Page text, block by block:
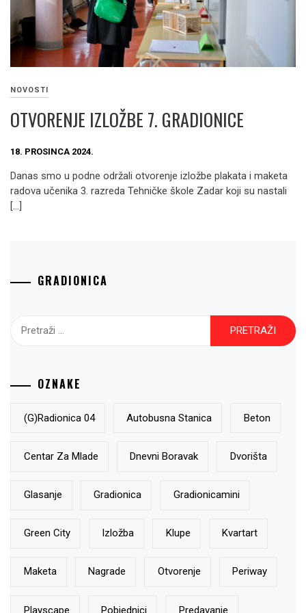
NOVOSTI
OTVORENJE IZLOŽBE 7. GRADIONICE
18. PROSINCA 2024.
Danas smo u podne održali otvorenje izložbe plakata i maketa
radova učenika 3. razreda Tehničke škole Zadar koji su nastali
[…]
GRADIONICA
Pretraži:
OZNAKE
(g)radionica 04 Autobusna Stanica Beton
Centar Za Mlade Dnevni Boravak Dvorišta
Glasanje Gradionica Gradionicamini
Green City Izložba Klupe Kvartart
Maketa Nagrade Otvorenje Periway
Playscape Pobjednici Predavanje